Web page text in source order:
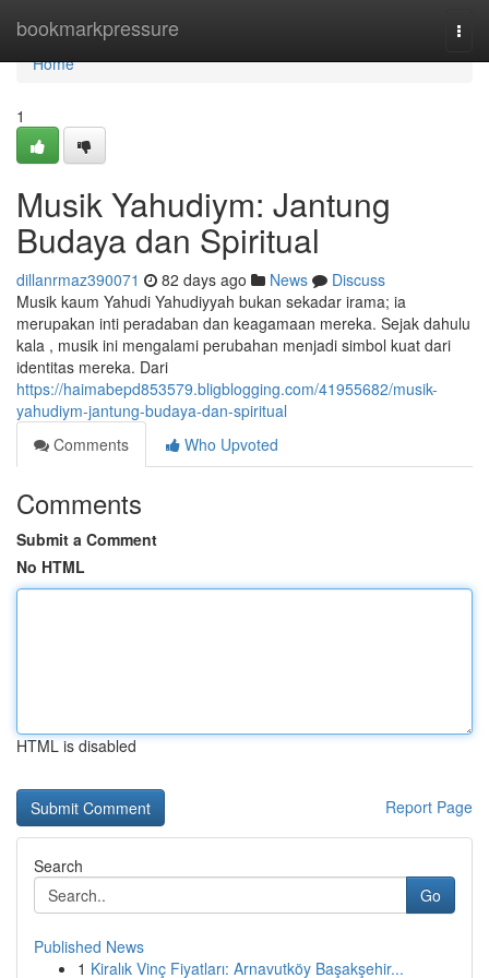
bookmarkpressure
Home
Home
1
Musik Yahudiym: Jantung
Budaya dan Spiritual
dillanrmaz390071 82 days ago News
Discuss
Musik kaum Yahudi Yahudiyyah bukan sekadar irama; ia
merupakan inti peradaban dan keagamaan mereka. Sejak dahulu
kala , musik ini mengalami perubahan menjadi simbol kuat dari
identitas mereka. Dari
https://haimabepd853579.bligblogging.com/41955682/musik-
yahudiym-jantung-budaya-dan-spiritual
Comments
Who Upvoted
Comments
Submit a Comment
No HTML
HTML is disabled
Report Page
Search
Go
Published News
1 Kiralık Vinç Fiyatları: Arnavutköy Başakşehir...